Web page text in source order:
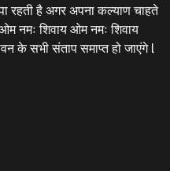
रहती है अगर अपना कल्याण चाहते
नमः शिवाय ओम नमः शिवाय
के सभी संताप समाप्त हो जाएंगे l